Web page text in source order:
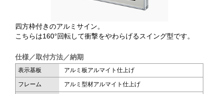
四方枠付きのアルミサイン。
こちらは160°回転して衝撃をやわらげるスイング型です。
仕様／取付方法／納期
表示基板 アルミ板アルマイト仕上げ
フレーム アルミ型材アルマイト仕上げ